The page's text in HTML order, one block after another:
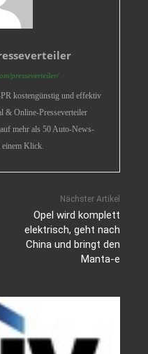
presseverteiler/
kostengünstig und effektiv
& Online-Presseverteiler
mehr als 50 Auto-News-
einem Klick.
Nächster Artikel
Opel wird komplett
elektrisch, geht nach
China und bringt den
Manta-e